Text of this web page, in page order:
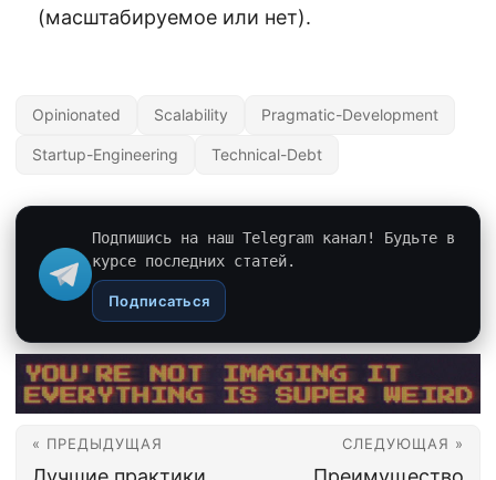
(масштабируемое или нет).
Opinionated Scalability Pragmatic-Development
Startup-Engineering Technical-Debt
Подпишись на наш Telegram канал! Будьте в
курсе последних статей.
Подписаться
« ПРЕДЫДУЩАЯ СЛЕДУЮЩАЯ »